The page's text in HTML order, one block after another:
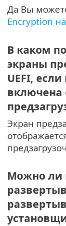
Да Вы
Encryption
В каком
экраны
UEFI,
включена
Экран
Можно ли